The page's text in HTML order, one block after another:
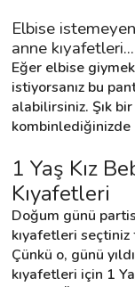
Elbise
anne kıyafetleri...
Eğer elbise
istiyorsanız bu
alabilirsiniz. Şık
kombinlediğinizde
1 Yaş Kız
Kıyafetleri
Doğum günü
kıyafetleri seçtiniz
Çünkü o, günü
kıyafetleri için 1